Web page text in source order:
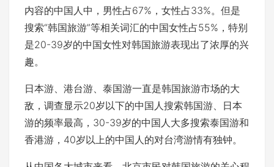
内容的中国人中，男性占67%，女性占33%。但是
搜索“韩国旅游”等相关词汇的中国女性占55%，特别
是20-39岁的中国女性对韩国旅游表现出了浓厚的兴
趣。
日本游、港台游、泰国游一直是韩国旅游市场的大
敌，调查显示20岁以下的中国人搜索韩国游、日本
游的频率最高，30-39岁的中国人大多搜索泰国游和
香港游，40岁以上的中国人的对台湾游情有独钟。